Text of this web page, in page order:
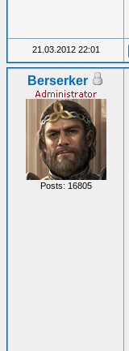
21.03.2012 22:01
Berserker
Posts: 16805